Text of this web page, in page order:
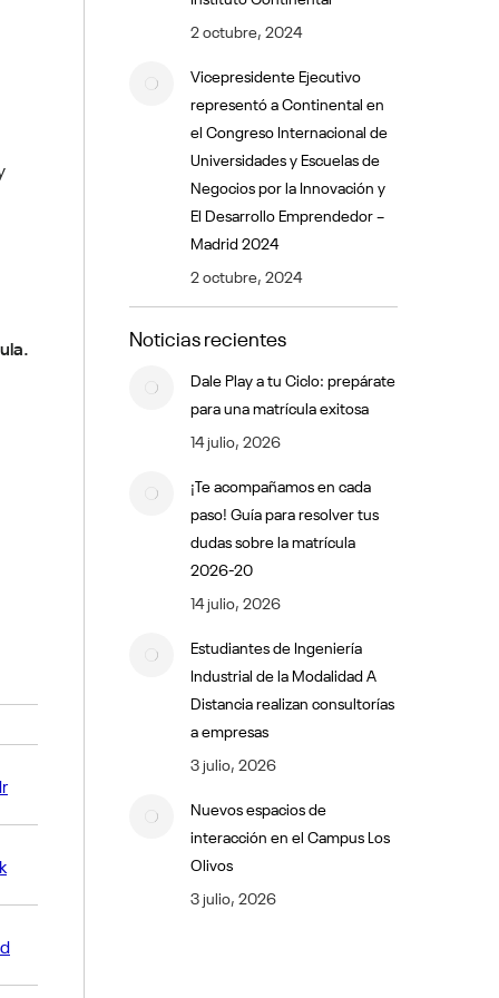
2 octubre, 2024
Vicepresidente Ejecutivo
representó a Continental en
el Congreso Internacional de
Universidades y Escuelas de
Negocios por la Innovación y
El Desarrollo Emprendedor –
Madrid 2024
2 octubre, 2024
Noticias recientes
Dale Play a tu Ciclo: prepárate
para una matrícula exitosa
14 julio, 2026
¡Te acompañamos en cada
paso! Guía para resolver tus
dudas sobre la matrícula
2026-20
14 julio, 2026
Estudiantes de Ingeniería
Industrial de la Modalidad A
Distancia realizan consultorías
a empresas
3 julio, 2026
Nuevos espacios de
interacción en el Campus Los
Olivos
3 julio, 2026